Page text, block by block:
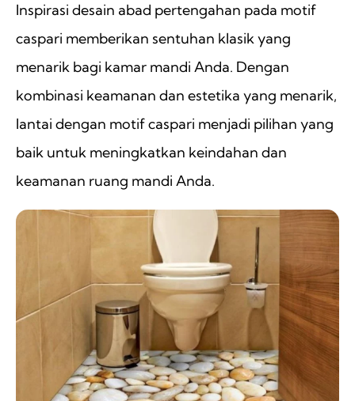
Inspirasi desain abad pertengahan pada motif
caspari memberikan sentuhan klasik yang
menarik bagi kamar mandi Anda. Dengan
kombinasi keamanan dan estetika yang menarik,
lantai dengan motif caspari menjadi pilihan yang
baik untuk meningkatkan keindahan dan
keamanan ruang mandi Anda.